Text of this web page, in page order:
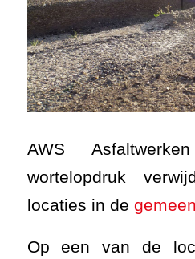
AWS
wortelopdruk
locaties in de
Op een van de